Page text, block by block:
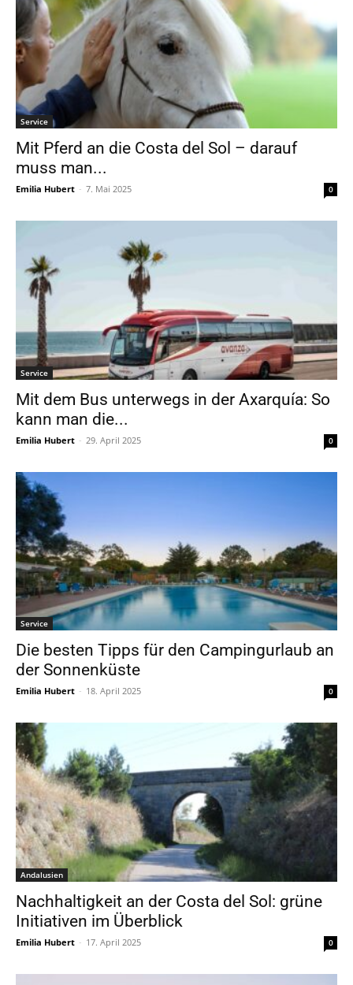
Service
Mit Pferd an die Costa del Sol – darauf
muss man...
Emilia Hubert - 7. Mai 2025 0
Service
Mit dem Bus unterwegs in der Axarquía: So
kann man die...
Emilia Hubert - 29. April 2025 0
Service
Die besten Tipps für den Campingurlaub an
der Sonnenküste
Emilia Hubert - 18. April 2025 0
Andalusien
Nachhaltigkeit an der Costa del Sol: grüne
Initiativen im Überblick
Emilia Hubert - 17. April 2025 0